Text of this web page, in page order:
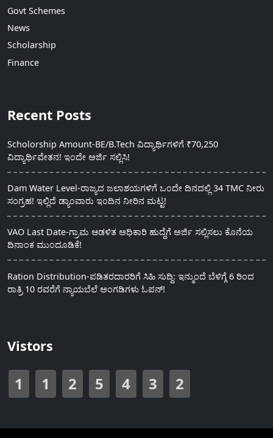
Govt Schemes
News
Scholarship
Finance
Recent Posts
Scholorship Amount-BE/B.Tech ವಿದ್ಯಾರ್ಥಿಗಳಿಗೆ ₹70,250
ವಿದ್ಯಾರ್ಥಿವೇತನ! ಇಂದೇ ಅರ್ಜಿ ಸಲ್ಲಿಸಿ!
Dam Water Level-ರಾಜ್ಯದ ಜಲಾಶಯಗಳಿಗೆ ಒಂದೇ ದಿನದಲ್ಲಿ 34 TMC ನೀರು
ಸಂಗ್ರಹ! ಇಲ್ಲಿದೆ ಡ್ಯಾಂವಾರು ಇಂದಿನ ನೀರಿನ ಮಟ್ಟ!
VAO Last Date-ಗ್ರಾಮ ಆಡಳಿತ ಅಧಿಕಾರಿ ಹುದ್ದೆಗೆ ಅರ್ಜಿ ಸಲ್ಲಿಸಲು ಕೊನೆಯ
ದಿನಾಂಕ ಮುಂದೂಡಿಕೆ!
Ration Distribution-ಪಡಿತರದಾರರಿಗೆ ಸಿಹಿ ಸುದ್ದಿ: ಇನ್ಮುಂದೆ ಬೆಳಿಗ್ಗೆ 6 ರಿಂದ
ರಾತ್ರಿ 10 ರವರೆಗೆ ನ್ಯಾಯಬೆಲೆ ಅಂಗಡಿಗಳು ಓಪನ್!
Vistors
1 1 2 5 4 3 2